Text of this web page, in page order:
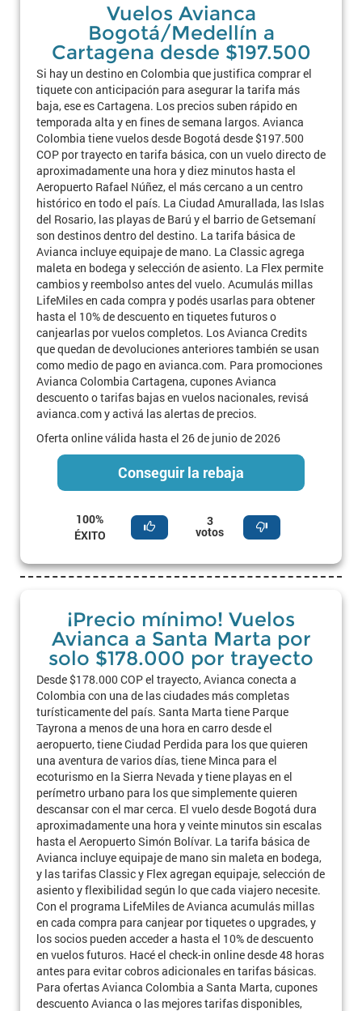
Vuelos Avianca
Bogotá/Medellín a
Cartagena desde $197.500
Si hay un destino en Colombia que justifica comprar el
tiquete con anticipación para asegurar la tarifa más
baja, ese es Cartagena. Los precios suben rápido en
temporada alta y en fines de semana largos. Avianca
Colombia tiene vuelos desde Bogotá desde $197.500
COP por trayecto en tarifa básica, con un vuelo directo de
aproximadamente una hora y diez minutos hasta el
Aeropuerto Rafael Núñez, el más cercano a un centro
histórico en todo el país. La Ciudad Amurallada, las Islas
del Rosario, las playas de Barú y el barrio de Getsemaní
son destinos dentro del destino. La tarifa básica de
Avianca incluye equipaje de mano. La Classic agrega
maleta en bodega y selección de asiento. La Flex permite
cambios y reembolso antes del vuelo. Acumulás millas
LifeMiles en cada compra y podés usarlas para obtener
hasta el 10% de descuento en tiquetes futuros o
canjearlas por vuelos completos. Los Avianca Credits
que quedan de devoluciones anteriores también se usan
como medio de pago en avianca.com. Para promociones
Avianca Colombia Cartagena, cupones Avianca
descuento o tarifas bajas en vuelos nacionales, revisá
avianca.com y activá las alertas de precios.
Oferta online válida hasta el 26 de junio de 2026
Conseguir la rebaja
100%
ÉXITO
3
votos
¡Precio mínimo! Vuelos
Avianca a Santa Marta por
solo $178.000 por trayecto
Desde $178.000 COP el trayecto, Avianca conecta a
Colombia con una de las ciudades más completas
turísticamente del país. Santa Marta tiene Parque
Tayrona a menos de una hora en carro desde el
aeropuerto, tiene Ciudad Perdida para los que quieren
una aventura de varios días, tiene Minca para el
ecoturismo en la Sierra Nevada y tiene playas en el
perímetro urbano para los que simplemente quieren
descansar con el mar cerca. El vuelo desde Bogotá dura
aproximadamente una hora y veinte minutos sin escalas
hasta el Aeropuerto Simón Bolívar. La tarifa básica de
Avianca incluye equipaje de mano sin maleta en bodega,
y las tarifas Classic y Flex agregan equipaje, selección de
asiento y flexibilidad según lo que cada viajero necesite.
Con el programa LifeMiles de Avianca acumulás millas
en cada compra para canjear por tiquetes o upgrades, y
los socios pueden acceder a hasta el 10% de descuento
en vuelos futuros. Hacé el check-in online desde 48 horas
antes para evitar cobros adicionales en tarifas básicas.
Para ofertas Avianca Colombia a Santa Marta, cupones
descuento Avianca o las mejores tarifas disponibles,